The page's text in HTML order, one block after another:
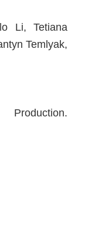
Li, Tetiana
Temlyak,